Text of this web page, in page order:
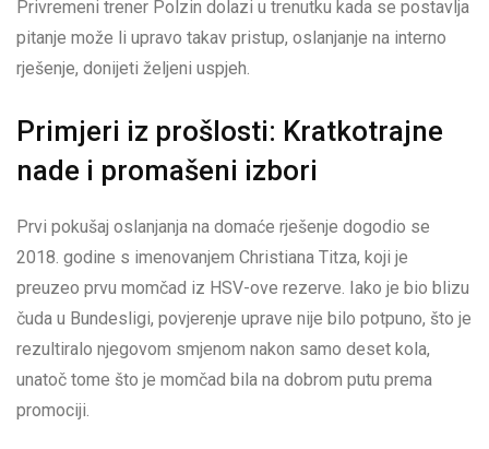
Privremeni trener Polzin dolazi u trenutku kada se postavlja
pitanje može li upravo takav pristup, oslanjanje na interno
rješenje, donijeti željeni uspjeh.
Primjeri iz prošlosti: Kratkotrajne
nade i promašeni izbori
Prvi pokušaj oslanjanja na domaće rješenje dogodio se
2018. godine s imenovanjem Christiana Titza, koji je
preuzeo prvu momčad iz HSV-ove rezerve. Iako je bio blizu
čuda u Bundesligi, povjerenje uprave nije bilo potpuno, što je
rezultiralo njegovom smjenom nakon samo deset kola,
unatoč tome što je momčad bila na dobrom putu prema
promociji.